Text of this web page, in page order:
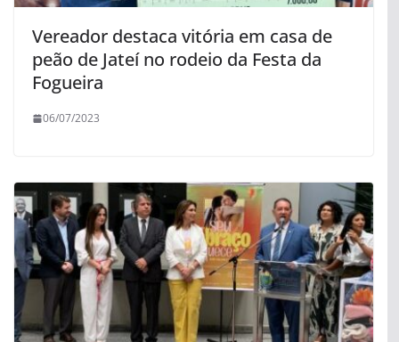
Vereador destaca vitória em casa de
peão de Jateí no rodeio da Festa da
Fogueira
06/07/2023